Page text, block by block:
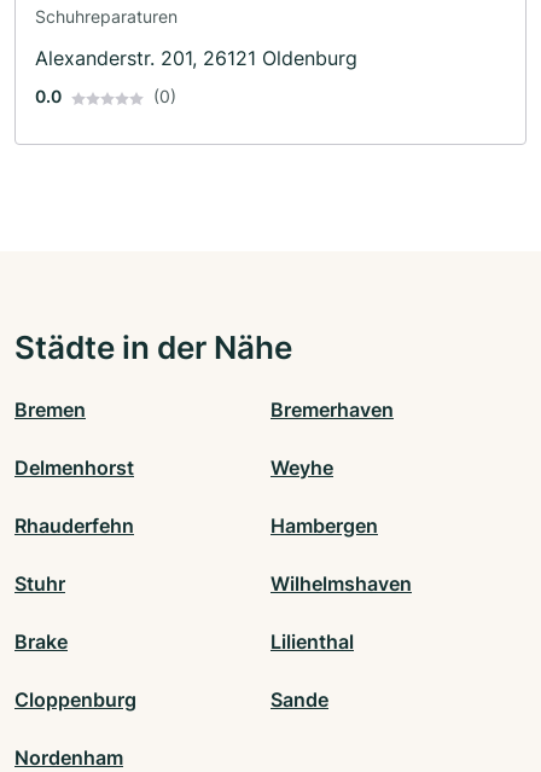
Schuhreparaturen
Alexanderstr. 201, 26121 Oldenburg
0.0 (0)
Städte in der Nähe
Bremen Bremerhaven
Delmenhorst Weyhe
Rhauderfehn Hambergen
Stuhr Wilhelmshaven
Brake Lilienthal
Cloppenburg Sande
Nordenham